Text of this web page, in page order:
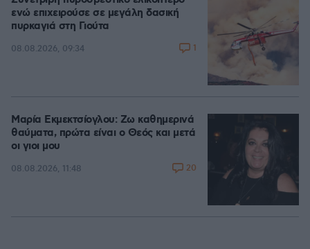
ενώ επιχειρούσε σε μεγάλη δασική
πυρκαγιά στη Γιούτα
08.08.2026, 09:34 1
Μαρία Εκμεκτσίογλου: Ζω καθημερινά
θαύματα, πρώτα είναι ο Θεός και μετά
οι γιοι μου
08.08.2026, 11:48 20